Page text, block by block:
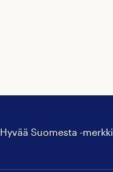
Hyvää Suomesta -merkki